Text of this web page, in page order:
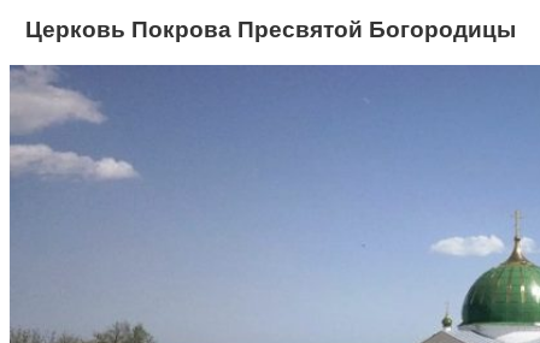
Церковь Покрова Пресвятой Богородицы